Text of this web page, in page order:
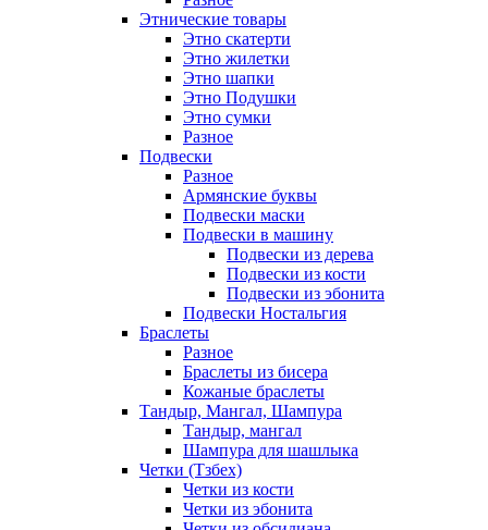
Этнические товары
Этно скатерти
Этно жилетки
Этно шапки
Этно Подушки
Этно сумки
Разное
Подвески
Разное
Армянские буквы
Подвески маски
Подвески в машину
Подвески из дерева
Подвески из кости
Подвески из эбонита
Подвески Ностальгия
Браслеты
Разное
Браслеты из бисера
Кожаные браслеты
Тандыр, Мангал, Шампура
Тандыр, мангал
Шампура для шашлыка
Четки (Тзбех)
Четки из кости
Четки из эбонита